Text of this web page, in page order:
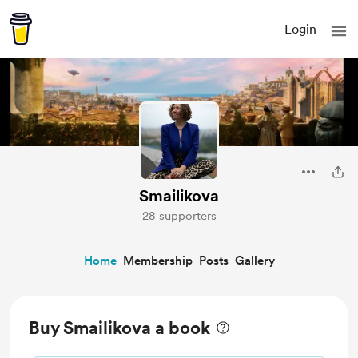
Login
Smailikova
28 supporters
Home Membership Posts Gallery
Buy Smailikova a book